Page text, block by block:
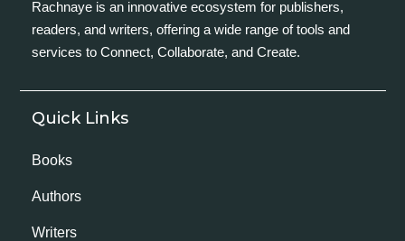
Rachnaye is an innovative ecosystem for publishers,
readers, and writers, offering a wide range of tools and
services to Connect, Collaborate, and Create.
Quick Links
Books
Authors
Writers